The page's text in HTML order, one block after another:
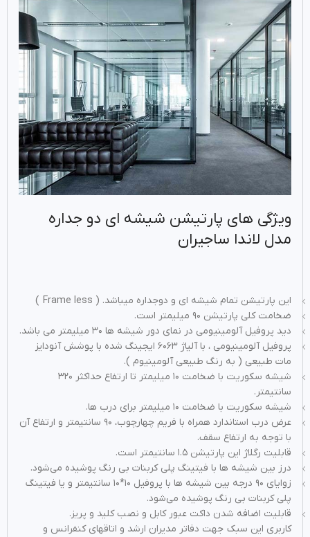
ویژگی های پارتیشن شیشه ای دو جداره
مدل لاندا ساجیران
این پارتیشن تمام شیشه ای و دوجداره میباشد. ( Frame less )
ضخامت کلی پارتیشن ۹۰ میلیمتر است.
دید پروفیل آلومینیومی در نمای دور شیشه ها ۳۰ میلیمتر می باشد.
پروفیل آلومینیومی ، با آلیاژ ۶۰۶۳ ایجینگ شده با پوشش آنودایز
مات طبیعی ( به رنگ طبیعی آلومینیوم ).
شیشه سکوریت با ضخامت ۱۰ میلیمتر تا ارتفاع حداکثر ۳۲۰
سانتیمتر.
شیشه سکوریت با ضخامت ۱۰ میلیمتر برای درب ها.
عرض درب استاندارد همراه با فریم چهارچوب، ۹۰ سانتیمتر و ارتفاع آن
با توجه به ارتفاع سقف.
قابلیت رگلاژ این پارتیشن ۱.۵ سانتیمتر است.
درز بین شیشه ها با فیتینگ پلی کربنات بی رنگ پوشیده می‌شود.
زوایای ۹۰ درجه بین شیشه ها با پروفیل ۱۰*۱۰ سانتیمتر و یا فیتینگ
پلی کربنات بی رنگ پوشیده می‌شود.
قابلیت اضافه شدن داکت عبور کابل و نصب کلید و پریز.
کاربری این سبک جهت دفاتر مدیران ارشد و اتاق­های کنفرانس و